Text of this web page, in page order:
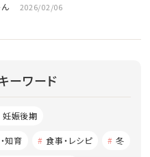
2026/02/06
ーワード
妊娠後期
知育 食事・レシピ 冬